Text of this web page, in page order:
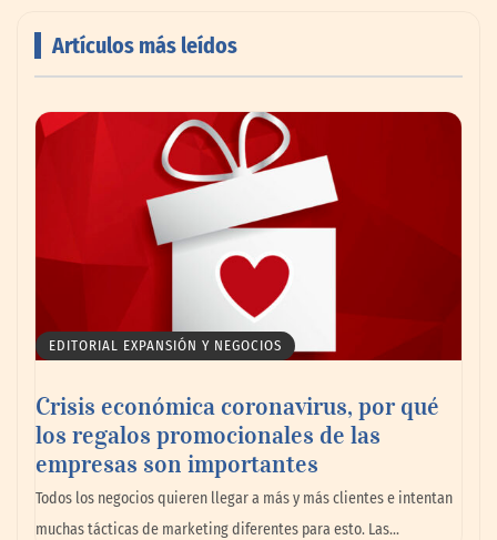
AMANAC celebra su 39 aniversario
impulsando la colaboración en el sector
La omnicanalidad redefine la forma de
planear viajes en México
Artículos más leídos
EDITORIAL EXPANSIÓN Y NEGOCIOS
Crisis económica coronavirus, por qué
los regalos promocionales de las
empresas son importantes
Todos los negocios quieren llegar a más y más clientes e intentan
muchas tácticas de marketing diferentes para esto. Las…